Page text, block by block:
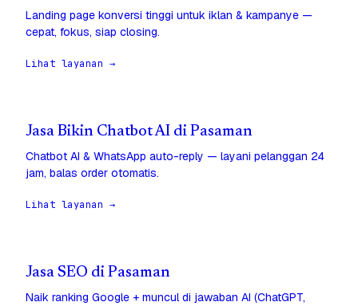
Landing page konversi tinggi untuk iklan & kampanye —
cepat, fokus, siap closing.
Lihat layanan →
Jasa Bikin Chatbot AI di Pasaman
Chatbot AI & WhatsApp auto-reply — layani pelanggan 24
jam, balas order otomatis.
Lihat layanan →
Jasa SEO di Pasaman
Naik ranking Google + muncul di jawaban AI (ChatGPT,